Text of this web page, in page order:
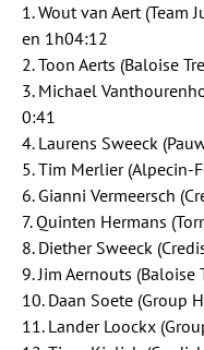
1. Wout van Aert (Team
en 1h04:12
2. Toon Aerts (Baloise
3. Michael
0:41
4. Laurens Sweeck
5. Tim Merlier (Alpecin-
6. Gianni Vermeersch
7. Quinten Hermans
8. Diether Sweeck
9. Jim Aernouts (Baloise
10. Daan Soete (Group
11. Lander Loockx